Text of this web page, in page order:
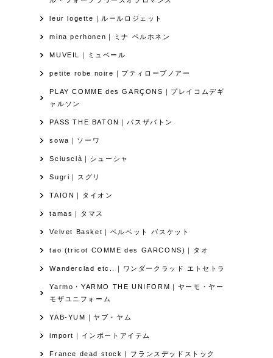
leur logette｜ルールロジェット
mina perhonen｜ミナ ペルホネン
MUVEIL｜ミュベール
petite robe noire｜プティローブノアー
PLAY COMME des GARÇONS｜プレイコムデギ
ャルソン
PASS THE BATON｜パスザバトン
sowa｜ソーワ
Sciuscià｜シューシャ
Sugri｜スグリ
TAION｜タイオン
tamas｜タマス
Velvet Basket｜ベルベット バスケット
tao (tricot COMME des GARCONS)｜タオ
Wanderclad etc..｜ワンダークラッド エトセトラ
Yarmo・YARMO THE UNIFORM｜ヤーモ・ヤー
モザユニフォーム
YAB-YUM｜ヤブ・ヤム
import｜インポートアイテム
France dead stock | フランスデッドストック